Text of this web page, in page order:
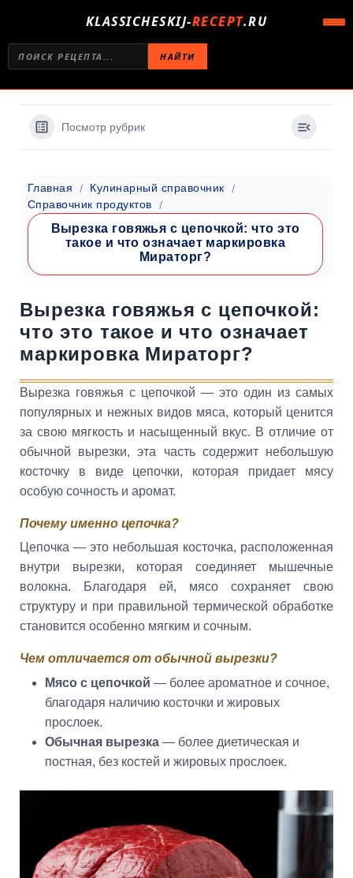
KLASSICHESKIJ-RECEPT.RU
НАЙТИ
Посмотр рубрик
Главная
Кулинарный справочник
Справочник продуктов
Вырезка говяжья с цепочкой: что это
такое и что означает маркировка
Мираторг?
Вырезка говяжья с цепочкой:
что это такое и что означает
маркировка Мираторг?
Вырезка говяжья с цепочкой — это один из самых
популярных и нежных видов мяса, который ценится
за свою мягкость и насыщенный вкус. В отличие от
обычной вырезки, эта часть содержит небольшую
косточку в виде цепочки, которая придает мясу
особую сочность и аромат.
Почему именно цепочка?
Цепочка — это небольшая косточка, расположенная
внутри вырезки, которая соединяет мышечные
волокна. Благодаря ей, мясо сохраняет свою
структуру и при правильной термической обработке
становится особенно мягким и сочным.
Чем отличается от обычной вырезки?
Мясо с цепочкой — более ароматное и сочное,
благодаря наличию косточки и жировых
прослоек.
Обычная вырезка — более диетическая и
постная, без костей и жировых прослоек.